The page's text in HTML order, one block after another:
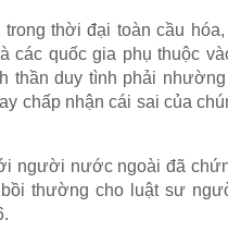
trong thời đại toàn cầu
các quốc gia phụ thuộc
thần duy tình phải
chấp nhận cái sai của
người nước ngoài đã
thường cho luật sư